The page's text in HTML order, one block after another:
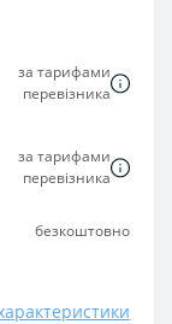
за тарифами
перевізника
за тарифами
перевізника
безкоштовно